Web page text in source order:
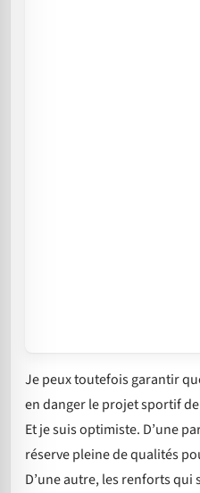
Je peux toutefois garantir
en danger le projet sportif de
Et je suis optimiste. D’une
réserve pleine de qualités
D’une autre, les renforts qui